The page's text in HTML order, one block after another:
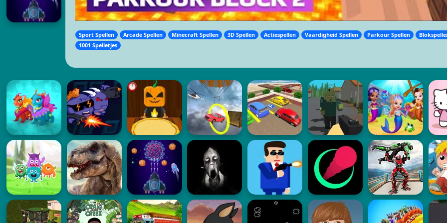
Sport Spellen Arcade Spellen Minecraft Spellen 3D Spellen Actiespellen Vaardigheid Spellen Parkour Spellen
1001 Spelletjes